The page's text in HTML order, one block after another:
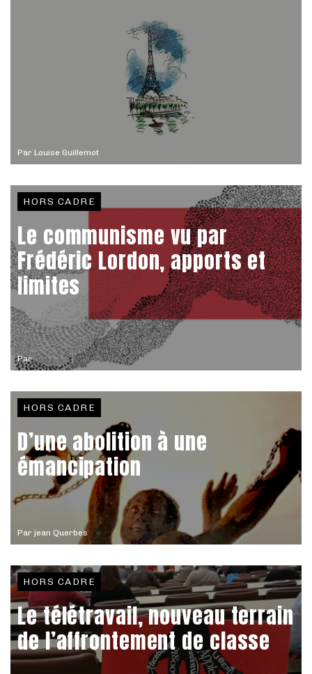
Par Louise Guillemot
Par
HORS CADRE
Le communisme vu par
Frédéric Lordon, apports et
limites
Par jean Querbes
HORS CADRE
D’une abolition à une
émancipation
HORS CADRE
Le télétravail, nouveau terrain
de l’affrontement de classe